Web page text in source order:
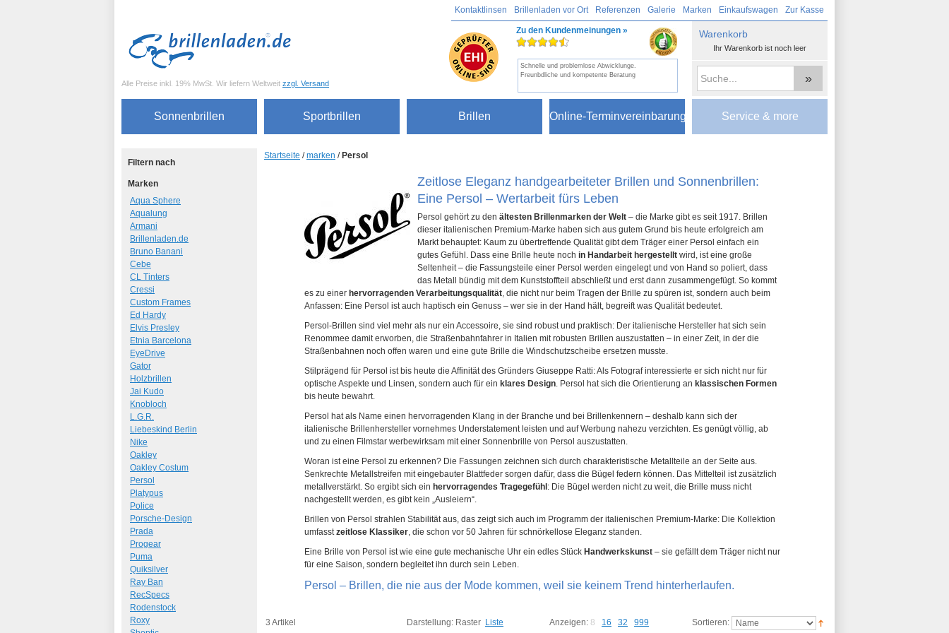
Kontaktlinsen Brillenladen vor Ort Referenzen Galerie Marken Einkaufswagen Zur Kasse
Zu den Kundenmeinungen »
Schnelle und problemlose Abwicklunge.
Freunbdliche und kompetente Beratung
Alle Preise inkl. 19% MwSt. Wir liefern Weltweit zzgl. Versand »
Warenkorb
Ihr Warenkorb ist noch leer
Sonnenbrillen Sportbrillen Brillen Online-Terminvereinbarung Service & more
Startseite /marken / Persol
Zeitlose Eleganz handgearbeiteter Brillen und Sonnenbrillen:
Eine Persol – Wertarbeit fürs Leben
Persol gehört zu den ältesten Brillenmarken der Welt– die Marke gibt es seit 1917. Brillen
dieser italienischen Premium-Marke haben sich aus gutem Grund bis heute erfolgreich am
Markt behauptet: Kaum zu übertreffende Qualität gibt dem Träger einer Persol einfach ein
gutes Gefühl. Dass eine Brille heute noch in Handarbeit hergestelltwird, ist eine große
Seltenheit – die Fassungsteile einer Persol werden eingelegt und von Hand so poliert, dass
das Metall bündig mit dem Kunststoffteil abschließt und erst dann zusammengefügt. So kommt
es zu einer hervorragenden Verarbeitungsqualität, die nicht nur beim Tragen der Brille zu spüren ist, sondern auch beim
Anfassen: Eine Persol ist auch haptisch ein Genuss – wer sie in der Hand hält, begreift was Qualität bedeutet.
Persol-Brillen sind viel mehr als nur ein Accessoire, sie sind robust und praktisch: Der italienische Hersteller hat sich sein
Renommee damit erworben, die Straßenbahnfahrer in Italien mit robusten Brillen auszustatten – in einer Zeit, in der die
Straßenbahnen noch offen waren und eine gute Brille die Windschutzscheibe ersetzen musste.
Stilprägend für Persol ist bis heute die Affinität des Gründers Giuseppe Ratti: Als Fotograf interessierte er sich nicht nur für
optische Aspekte und Linsen, sondern auch für ein klares Design. Persol hat sich die Orientierung an klassischen Formen
bis heute bewahrt.
Persol hat als Name einen hervorragenden Klang in der Branche und bei Brillenkennern – deshalb kann sich der
italienische Brillenhersteller vornehmes Understatement leisten und auf Werbung nahezu verzichten. Es genügt völlig, ab
und zu einen Filmstar werbewirksam mit einer Sonnenbrille von Persol auszustatten.
Woran ist eine Persol zu erkennen? Die Fassungen zeichnen sich durch charakteristische Metallteile an der Seite aus.
Senkrechte Metallstreifen mit eingebauter Blattfeder sorgen dafür, dass die Bügel federn können. Das Mittelteil ist zusätzlich
metallverstärkt. So ergibt sich ein hervorragendes Tragegefühl : Die Bügel werden nicht zu weit, die Brille muss nicht
nachgestellt werden, es gibt kein „Ausleiern“.
Brillen von Persol strahlen Stabilität aus, das zeigt sich auch im Programm der italienischen Premium-Marke: Die Kollektion
umfasstzeitlose Klassiker, die schon vor 50 Jahren für schnörkellose Eleganz standen.
Eine Brille von Persol ist wie eine gute mechanische Uhr ein edles Stück Handwerkskunst– sie gefällt dem Träger nicht nur
für eine Saison, sondern begleitet ihn durch sein Leben.
Persol – Brillen, die nie aus der Mode kommen, weil sie keinem Trend hinterherlaufen.
3 Artikel Sortieren:
Anzeigen: 8 16 32 999
Darstellung: Raster Liste
Filtern nach
Marken
Aqua Sphere
Aqualung
Armani
Brillenladen.de
Bruno Banani
Cebe
CL Tinters
Cressi
Custom Frames
Ed Hardy
Elvis Presley
Etnia Barcelona
EyeDrive
Gator
Holzbrillen
Jai Kudo
Knobloch
L.G.R.
Liebeskind Berlin
Nike
Oakley
Oakley Costum
Persol
Platypus
Police
Porsche-Design
Prada
Progear
Puma
Quiksilver
Ray Ban
RecSpecs
Rodenstock
Roxy